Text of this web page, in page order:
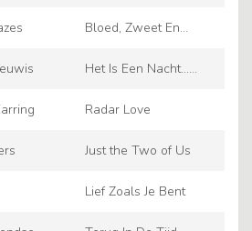
Bloed, Zweet En
Het Is Een Nacht...
Radar Love
Just the Two of Us
Lief Zoals Je Bent